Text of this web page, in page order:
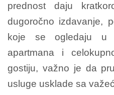
prednost daju
dugoročno izdavanje,
koje se ogledaju u
apartmana i
gostiju, važno je da
usluge usklade sa